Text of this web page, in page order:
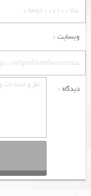
وبسایت :
دیدگاه :